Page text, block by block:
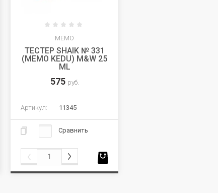
MEMO
ТЕСТЕР SHAIK № 331
(MEMO KEDU) M&W 25
ML
575 руб.
Артикул: 11345
Сравнить